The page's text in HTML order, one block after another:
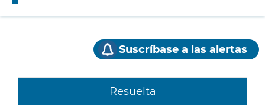
Suscríbase a las alertas
Resuelta